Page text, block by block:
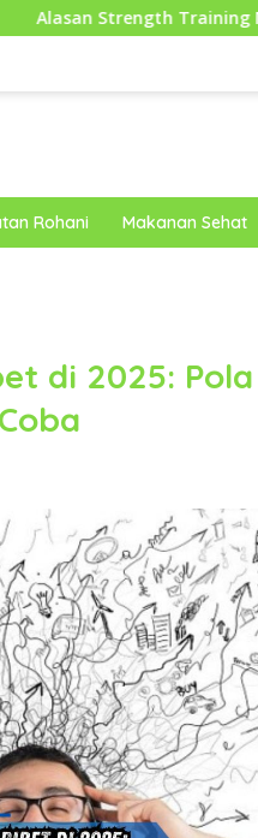
Training Menjadi Latihan
Rohani Makanan Sehat
di 2025: